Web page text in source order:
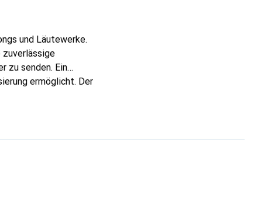
und Läutewerke.
zu senden. Ein
ermöglicht. Der
keine zusätzliche
Wahl für alle, die